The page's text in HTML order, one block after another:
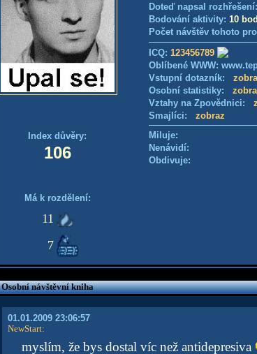
Index důvěry:
106
Má k rozdělení:
11
7
Doteď napsal rozhřešení:
Bodování aktivity: 10
Počet návštěv tohoto
ICQ: 123456789
Oblíbené WWW:
Vstupní dotazník:
Osobní statistiky:
Vztahy na Zpovědnici:
Smajlíci: zobraz
Miluje:
Nenávidí:
Obdivuje:
Osobní návštěvní kniha
01.01.2009 23:06:57
NewStart:
myslím, že bys dostal víc než antidepresiva